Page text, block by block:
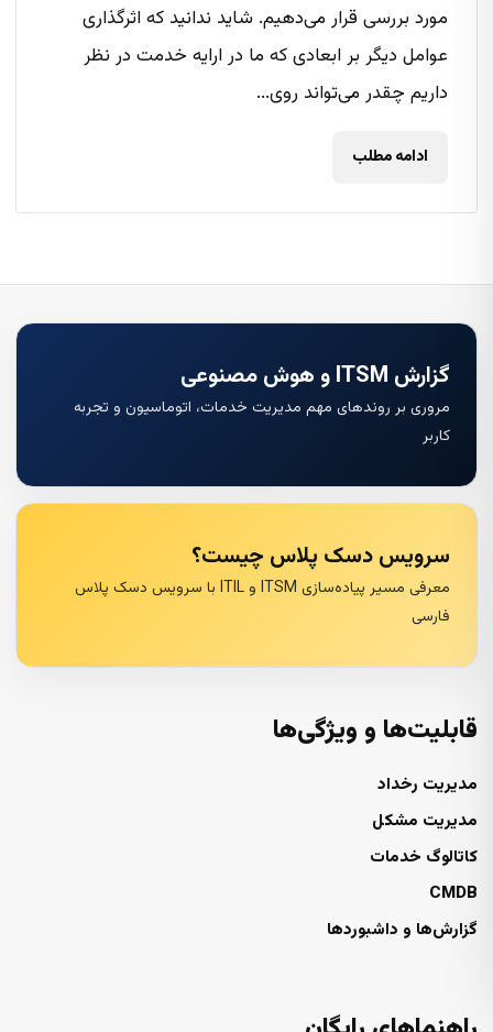
مورد بررسی قرار می‌دهیم. شاید ندانید که اثرگذاری
عوامل دیگر بر ابعادی که ما در ارایه خدمت در نظر
داریم چقدر می‌‌تواند روی...
ادامه مطلب
گزارش ITSM و هوش مصنوعی
مروری بر روندهای مهم مدیریت خدمات، اتوماسیون و تجربه
کاربر
سرویس دسک پلاس چیست؟
معرفی مسیر پیاده‌سازی ITSM و ITIL با سرویس دسک پلاس
فارسی
قابلیت‌ها و ویژگی‌ها
مدیریت رخداد
مدیریت مشکل
کاتالوگ خدمات
CMDB
گزارش‌ها و داشبوردها